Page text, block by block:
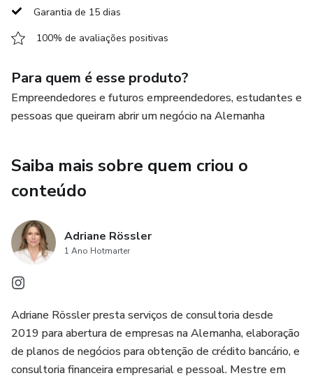
farão parte do processo e facilite sua jornada.
meu próprio negócio e de mais de 30 empresas que
acompanhei de perto no processo de abertura na
Alemanha.
No final, você terá acesso a um checklist prático, projetado
para ajudá-lo a planejar e estruturar cada etapa da abertura
conquistar o mercado alemão com confiança.
Não perca tempo – comece agora mesmo sua jornada
rumo ao sucesso empresarial na Alemanha. Clique aqui e
Transforme sua ideia em realidade e domine o mercado
alemão.
Garantia de 15 dias
100% de avaliações positivas
Para quem é esse produto?
Empreendedores e futuros empreendedores, estudantes e
pessoas que queiram abrir um negócio na Alemanha
Saiba mais sobre quem criou o
conteúdo
Adriane Rössler
1 Ano Hotmarter
Adriane Rössler presta serviços de consultoria desde
2019 para abertura de empresas na Alemanha, elaboração
de planos de negócios para obtenção de crédito bancário, e
consultoria financeira empresarial e pessoal. Mestre em